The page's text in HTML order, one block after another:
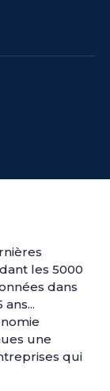
les 5000
dans
une
qui